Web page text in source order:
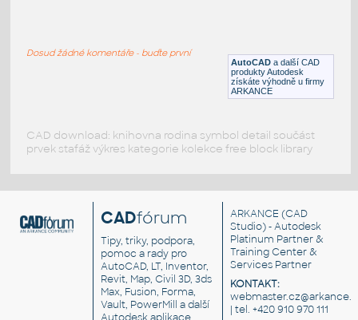
AutoCAD a další CAD
produkty Autodesk
získáte výhodně u firmy
ARKANCE
Dosud žádné komentáře - buďte první
CAD download: knihovna rodina symbol detail součást
prvek stafáž výkres kategorie kolekce free block library
CADfórum
Tipy, triky, podpora,
pomoc a rady pro
AutoCAD, LT, Inventor,
Revit, Map, Civil 3D, 3ds
Max, Fusion, Forma,
Vault, PowerMill a další
ARKANCE (CAD
Studio) - Autodesk
Platinum Partner &
Training Center &
Services Partner
KONTAKT:
| tel. +420 910 970 111